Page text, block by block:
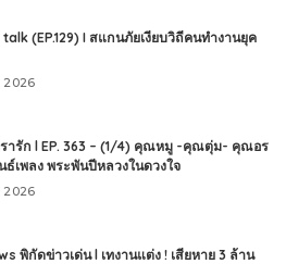
(EP.129) I สแกนภัยเงียบวิถีคนทำงานยุค
2026
เรารัก l EP. 363 – (1/4) คุณหมู -คุณตุ่ม- คุณอร
เพลง พระพันปีหลวงในดวงใจ
2026
พิกัดข่าวเด่น l เทงานแต่ง ! เสียหาย 3 ล้าน